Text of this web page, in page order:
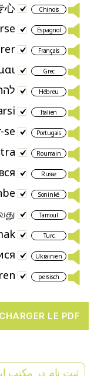
Chinois
心
Espagnol
Français
Grec
Hébreu
Italien
Portugais
se
Roumain
Russe
Soninké
Tamoul
Turc
Ukrainien
persisch
ثبت نام در مکتب